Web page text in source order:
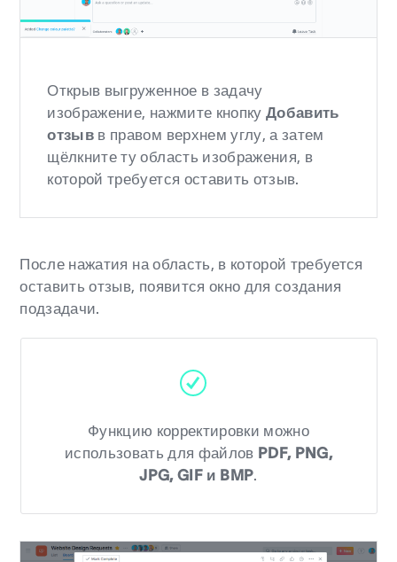
Открыв выгруженное в задачу
изображение, нажмите кнопку Добавить
отзыв в правом верхнем углу, а затем
щёлкните ту область изображения, в
которой требуется оставить отзыв.
После нажатия на область, в которой требуется
оставить отзыв, появится окно для создания
подзадачи.
Функцию корректировки можно
использовать для файлов PDF, PNG,
JPG, GIF и BMP.